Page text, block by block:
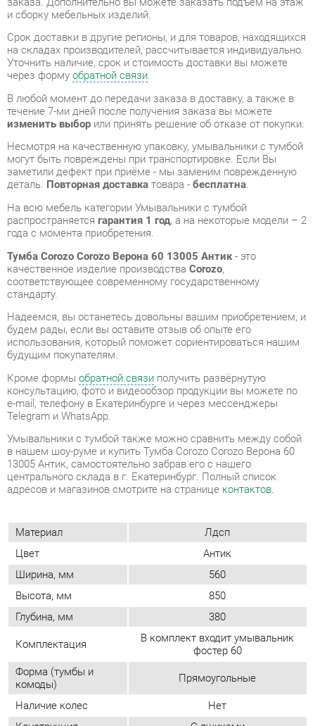
через формуобратной связи.
В любой момент до передачи заказа в доставку, а также в
течение 7-ми дней после получения заказа вы можете
изменить выборили принять решение об отказе от покупки.
Несмотря на качественную упаковку, умывальники с тумбой
заметили дефект при приёме - мы заменим поврежденную
деталь.Повторная доставкатовара -бесплатна.
распространяетсягарантия 1 год, а на некоторые модели – 2
года с момента приобретения.
Тумба Corozo Corozo Верона 60 13005 Антик- это
соответствующее современному государственному
стандарту.
Надеемся, вы останетесь довольны вашим приобретением, и
будем рады, если вы оставите отзыв об опыте его
использования, который поможет сориентироваться нашим
будущим покупателям.
Кроме формы
консультацию, фото и видеообзор продукции вы можете по
e-mail, телефону в Екатеринбурге и через мессенджеры
Telegram и WhatsApp.
Умывальники с тумбой также можно сравнить между собой
13005 Антик, самостоятельно забрав его с нашего
центрального склада в г. Екатеринбург. Полный список
адресов и магазинов смотрите на страницеконтактов.
Материал
Лдсп
Цвет
Антик
Ширина, мм
560
Глубина, мм 380
Комплектация
В комплект входит умывальник
фостер 60
Форма (тумбы и
комоды)
Прямоугольные
Наличие колес
Нет
С ящиками
комоды)
Современный
Замок
Нет
Максимальная
ширина, мм 605